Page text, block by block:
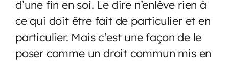
d’une fin en soi. Le dire n’enlève rien à
ce qui doit être fait de particulier et en
particulier. Mais c’est une façon de le
poser comme un droit commun mis en